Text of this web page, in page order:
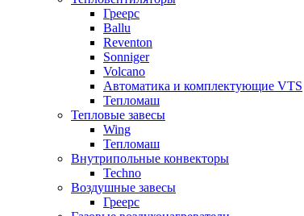
Греерс
Ballu
Reventon
Sonniger
Volcano
Автоматика и комплектующие VTS
Тепломаш
Тепловые завесы
Wing
Тепломаш
Внутрипольные конвекторы
Techno
Воздушные завесы
Греерс